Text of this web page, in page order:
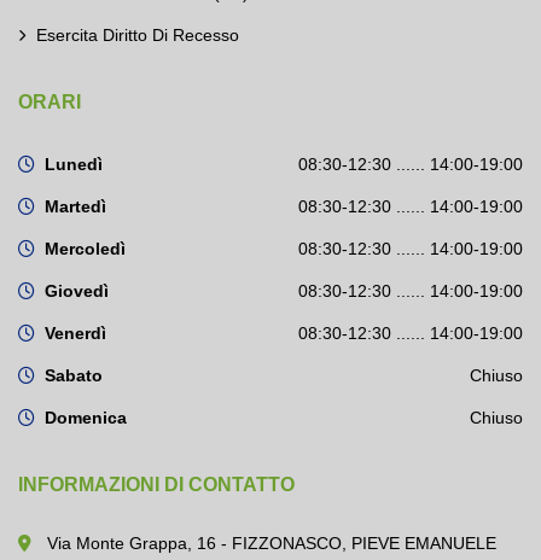
Esercita Diritto Di Recesso
ORARI
Lunedì 08:30-12:30 ...... 14:00-19:00
Martedì 08:30-12:30 ...... 14:00-19:00
Mercoledì 08:30-12:30 ...... 14:00-19:00
Giovedì 08:30-12:30 ...... 14:00-19:00
Venerdì 08:30-12:30 ...... 14:00-19:00
Sabato Chiuso
Domenica Chiuso
INFORMAZIONI DI CONTATTO
Via Monte Grappa, 16 - FIZZONASCO, PIEVE EMANUELE